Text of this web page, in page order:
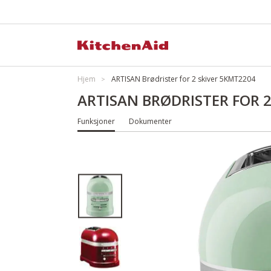
Hjem ARTISAN Brødrister for 2 skiver 5KMT2204
ARTISAN BRØDRISTER FOR
Funksjoner Dokumenter